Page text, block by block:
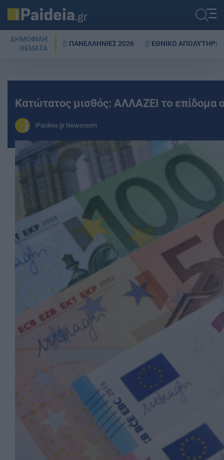
ΔΗΜΟΦΙΛΗ
ΘΕΜΑΤΑ
ΠΑΝΕΛΛΗΝΙΕΣ 2026 ΕΘΝΙΚΟ ΑΠΟΛΥΤΗΡΙΟ
Κατώτατος μισθός: ΑΛΛΑΖΕΙ το επίδομα
iPaideia.gr Newsroom